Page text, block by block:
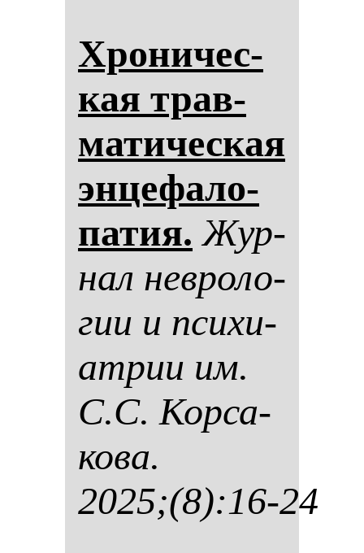
Хро­ни­чес­
кая трав­
ма­ти­чес­кая
эн­це­фа­ло­
па­тия. Жур­
нал нев­ро­ло­
гии и пси­хи­
ат­рии им.
С.С. Кор­са­
ко­ва.
2025;(8):16-24